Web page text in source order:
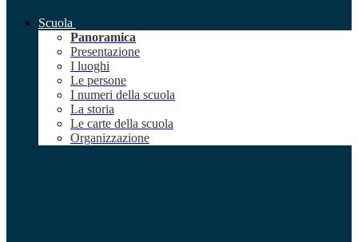
Scuola
Panoramica
Presentazione
I luoghi
Le persone
I numeri della scuola
La storia
Le carte della scuola
Organizzazione